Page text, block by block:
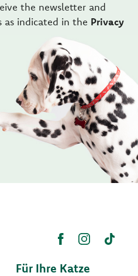
the newsletter and
as indicated in the Privacy
Für Ihre Katze